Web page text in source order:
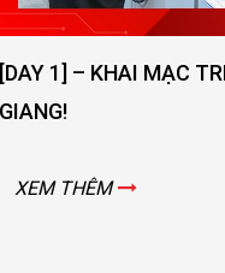
– KHAI MẠC TRIỂN
THÊM